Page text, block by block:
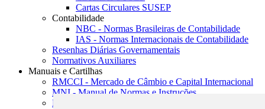
Cartas Circulares SUSEP
Contabilidade
NBC - Normas Brasileiras de Contabilidade
IAS - Normas Internacionais de Contabilidade
Resenhas Diárias Governamentais
Normativos Auxiliares
Manuais e Cartilhas
RMCCI - Mercado de Câmbio e Capital Internacional
MNI - Manual de Normas e Instruções
MTVM - Manual de Títulos e Valores Mobiliários